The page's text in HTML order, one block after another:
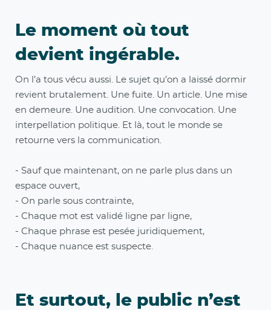
Le moment où tout
devient ingérable.
On l’a tous vécu aussi. Le sujet qu’on a laissé dormir
revient brutalement. Une fuite. Un article. Une mise
en demeure. Une audition. Une convocation. Une
interpellation politique. Et là, tout le monde se
retourne vers la communication.
- Sauf que maintenant, on ne parle plus dans un
espace ouvert,
- On parle sous contrainte,
- Chaque mot est validé ligne par ligne,
- Chaque phrase est pesée juridiquement,
- Chaque nuance est suspecte.
Et surtout, le public n’est